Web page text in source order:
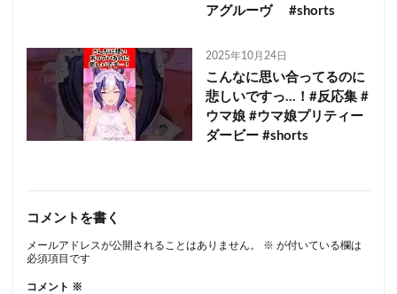
アグルーヴ #shorts
2025年10月24日
こんなに思い合ってるのに
悲しいですっ…！#反応集 #
ウマ娘 #ウマ娘プリティー
ダービー #shorts
コメントを書く
メールアドレスが公開されることはありません。 ※ が付いている欄は
必須項目です
コメント ※